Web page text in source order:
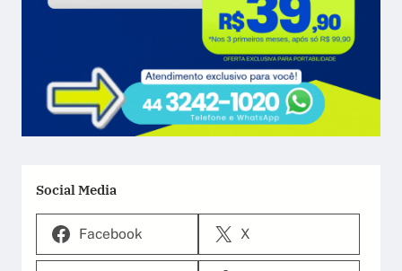
Social Media
Facebook X